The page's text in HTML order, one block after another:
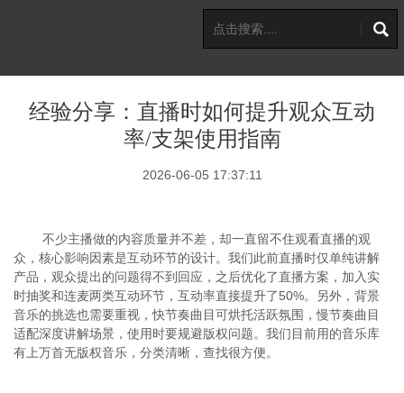
经验分享：直播时如何提升观众互动
率/支架使用指南
2026-06-05 17:37:11
不少主播做的内容质量并不差，却一直留不住观看直播的观
众，核心影响因素是互动环节的设计。 我们此前直播时仅单纯讲解
产品，观众提出的问题得不到回应，之后优化了直播方案，加入实
时抽奖和连麦两类互动环节，互动率直接提升了50%。另外，背景
音乐的挑选也需要重视，快节奏曲目可烘托活跃氛围，慢节奏曲目
适配深度讲解场景，使用时要规避版权问题。 我们目前用的音乐库
有上万首无版权音乐，分类清晰，查找很方便。